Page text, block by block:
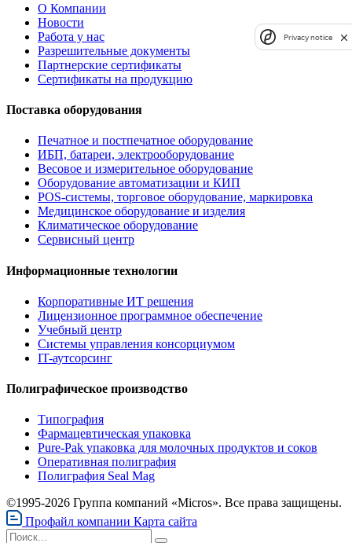
О Компании
Новости
Работа у нас
Разрешительные документы
Партнерские сертификаты
Сертификаты на продукцию
Поставка оборудования
Печатное и постпечатное оборудование
ИБП, батареи, электрооборудование
Весовое и измерительное оборудование
Оборудование автоматизации и КИП
POS-системы, торговое оборудование, маркировка
Медицинское оборудование и изделия
Климатическое оборудование
Сервисный центр
Информационные технологии
Корпоративные ИТ решения
Лицензионное программное обеспечение
Учебный центр
Системы управления консорциумом
IT-аутсорсинг
Полиграфическое производство
Типография
Фармацевтическая упаковка
Pure-Pak упаковка для молочных продуктов и соков
Оперативная полиграфия
Полиграфия Seal Mag
©1995-2026 Группа компаний «Micros». Все права защищены.
Профайл компании Карта сайта
Privacy notice